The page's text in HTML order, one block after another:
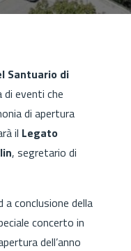
Santuario di
eventi che
di apertura
il Legato
, segretario di
conclusione della
concerto in
dell’anno